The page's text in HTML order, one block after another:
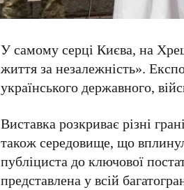
У самому серці Києва, на
життя за незалежність».
українського державного,
Виставка розкриває різні
також середовище, що
публіциста до ключової
представлена у всій